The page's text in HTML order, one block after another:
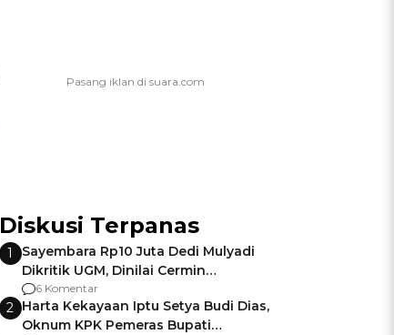
Diskusi Terpanas
1
Sayembara Rp10 Juta Dedi Mulyadi
Dikritik UGM, Dinilai Cermin
Gagalnya Negara Jamin Keamanan
6 Komentar
2 Harta Kekayaan Iptu Setya Budi Dias,
Oknum KPK Pemeras Bupati